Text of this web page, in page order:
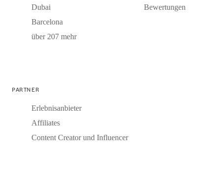
Dubai
Barcelona
über 207 mehr
Bewertungen
PARTNER
Erlebnisanbieter
Affiliates
Content Creator und Influencer